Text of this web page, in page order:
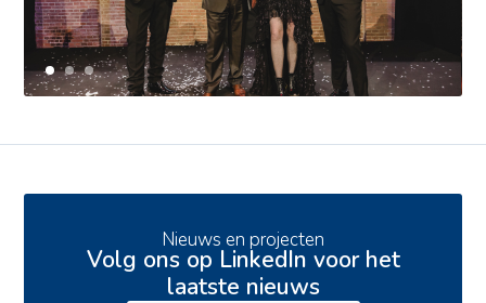
Ons aanbod
Duurzaamheid
Ons verhaal
Werken bij
Contact
Nieuws en projecten
Volg ons op LinkedIn voor het
laatste nieuws